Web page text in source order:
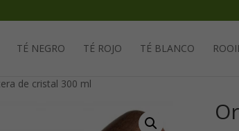
TÉ NEGRO TÉ ROJO TÉ BLANCO
de cristal 300 ml